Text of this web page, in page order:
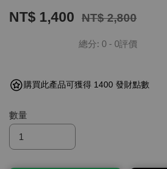
NT$ 1,400 NT$ 2,800
總分: 0 - 0評價
購買此產品可獲得 1400 發財點數
數量